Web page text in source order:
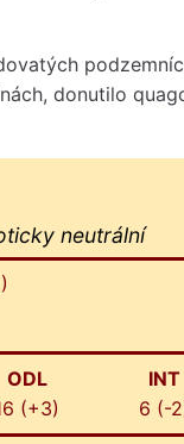
donutilo
neutrální
ODL
(+3)
INT
6 (-